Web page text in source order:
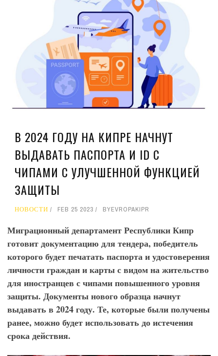
В 2024 ГОДУ НА КИПРЕ НАЧНУТ
ВЫДАВАТЬ ПАСПОРТА И ID С
ЧИПАМИ С УЛУЧШЕННОЙ ФУНКЦИЕЙ
ЗАЩИТЫ
НОВОСТИ FEB 25 2023 BYEVROPAKIPR
Миграционный департамент Республики Кипр
готовит документацию для тендера, победитель
которого будет печатать паспорта и удостоверения
личности граждан и карты с видом на жительство
для иностранцев с чипами повышенного уровня
защиты. Документы нового образца начнут
выдавать в 2024 году. Те, которые были получены
ранее, можно будет использовать до истечения
срока действия.